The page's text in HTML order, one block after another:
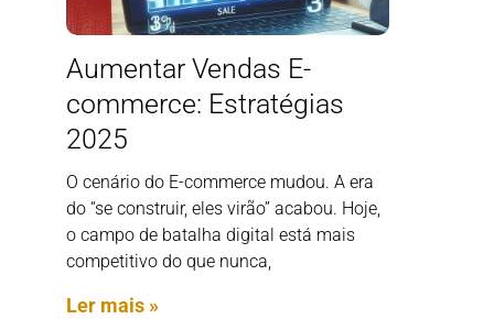
Aumentar Vendas E-
commerce: Estratégias
2025
O cenário do E-commerce mudou. A era
do “se construir, eles virão” acabou. Hoje,
o campo de batalha digital está mais
competitivo do que nunca,
Ler mais »